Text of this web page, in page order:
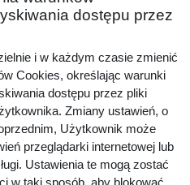
dostępu przez
i w każdym czasie zmienić
Cookies, określając warunki
dostępu przez pliki
Zmiany ustawień, o
Użytkownik może
przeglądarki internetowej lub
Ustawienia te mogą zostać
w taki sposób, aby blokować